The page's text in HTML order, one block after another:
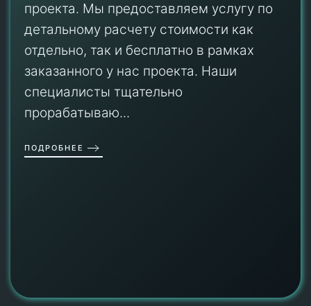
проекта. Мы предоставляем услугу по
детальному расчету стоимости как
отдельно, так и бесплатно в рамках
заказанного у нас проекта. Наши
специалисты тщательно
прорабатываю...
ПОДРОБНЕЕ